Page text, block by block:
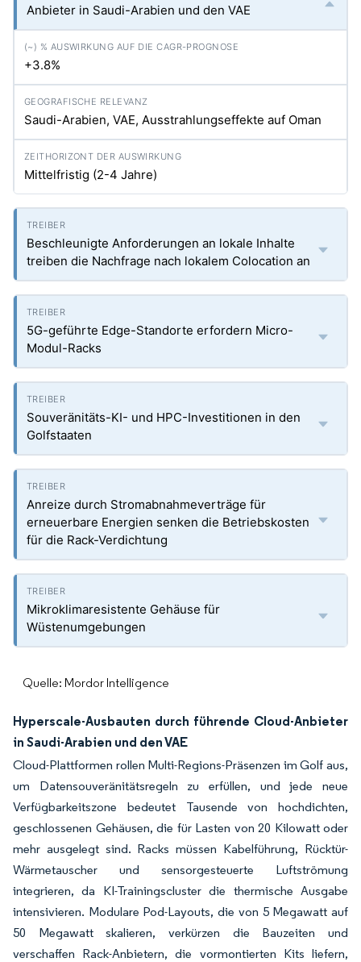
Anbieter in Saudi-Arabien und den VAE
+3.8%
Saudi-Arabien, VAE, Ausstrahlungseffekte auf Oman
Mittelfristig (2-4 Jahre)
Beschleunigte Anforderungen an lokale Inhalte
treiben die Nachfrage nach lokalem Colocation an
5G-geführte Edge-Standorte erfordern Micro-
Modul-Racks
Souveränitäts-KI- und HPC-Investitionen in den
Golfstaaten
Anreize durch Stromabnahmeverträge für
erneuerbare Energien senken die Betriebskosten
für die Rack-Verdichtung
Mikroklimaresistente Gehäuse für
Wüstenumgebungen
Quelle: Mordor Intelligence
Hyperscale-Ausbauten durch führende Cloud-Anbieter
in Saudi-Arabien und den VAE
Cloud-Plattformen rollen Multi-Regions-Präsenzen im Golf aus,
um Datensouveränitätsregeln zu erfüllen, und jede neue
Verfügbarkeitszone bedeutet Tausende von hochdichten,
geschlossenen Gehäusen, die für Lasten von 20 Kilowatt oder
mehr ausgelegt sind. Racks müssen Kabelführung, Rücktür-
Wärmetauscher und sensorgesteuerte Luftströmung
integrieren, da KI-Trainingscluster die thermische Ausgabe
intensivieren. Modulare Pod-Layouts, die von 5 Megawatt auf
50 Megawatt skalieren, verkürzen die Bauzeiten und
verschaffen Rack-Anbietern, die vormontierten Kits liefern,